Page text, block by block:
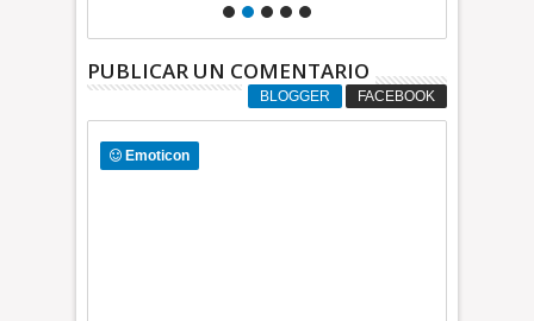
PUBLICAR UN COMENTARIO
BLOGGER FACEBOOK
Emoticon